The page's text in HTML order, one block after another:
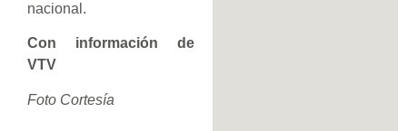
nacional.
Con información de
VTV
Foto Cortesía